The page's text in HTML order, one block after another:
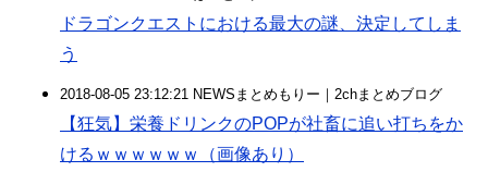
ドラゴンクエストにおける最大の謎、決定してしま
う
2018-08-05 23:12:21 NEWSまとめもりー｜2chまとめブログ
【狂気】栄養ドリンクのPOPが社畜に追い打ちをか
けるｗｗｗｗｗｗ（画像あり）